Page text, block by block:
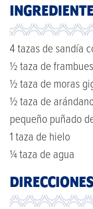
4 tazas de sandía
½ taza de
½ taza de moras
½ taza de
pequeño puñado
1 taza de hielo
¼ taza de agua